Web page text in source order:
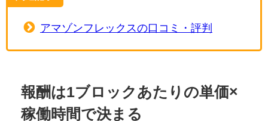
アマゾンフレックスの口コミ・評判
報酬は1ブロックあたりの単価×
稼働時間で決まる